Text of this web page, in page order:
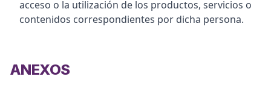
acceso o la utilización de los productos, servicios o
contenidos correspondientes por dicha persona.
ANEXOS